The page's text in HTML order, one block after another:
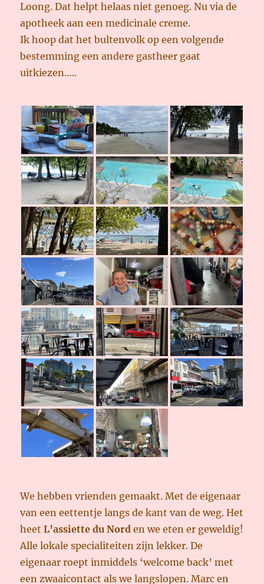
Loong. Dat helpt helaas niet genoeg. Nu via de
apotheek aan een medicinale creme.
Ik hoop dat het bultenvolk op een volgende
bestemming een andere gastheer gaat
uitkiezen…..
We hebben vrienden gemaakt. Met de eigenaar
van een eettentje langs de kant van de weg. Het
heet L’assiette du Nord en we eten er geweldig!
Alle lokale specialiteiten zijn lekker. De
eigenaar roept inmiddels ‘welcome back’ met
een zwaaicontact als we langslopen. Marc en